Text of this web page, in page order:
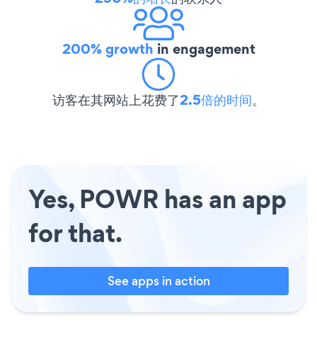
200% growth in engagement
访客在其网站上花费了2.5倍的时间。
Yes, POWR has an app
for that.
See apps in action